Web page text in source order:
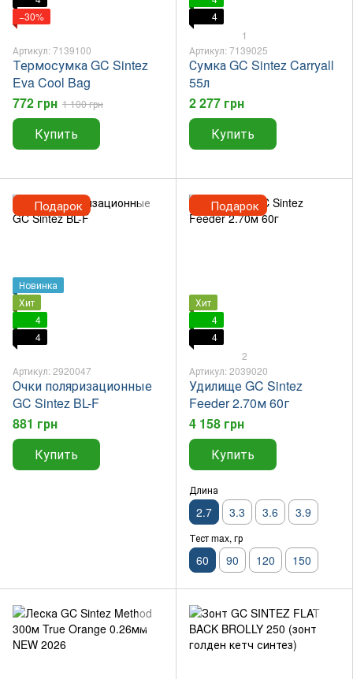
−30%
Артикул: 7139100
Термосумка GC Sintez
Eva Cool Bag
772 грн 1 100 грн
Купить
4
1
Артикул: 7139025
Сумка GC Sintez Carryall
55л
2 277 грн
Купить
Подарок
Новинка
Хит
4
4
Артикул: 2920047
Очки поляризационные
GC Sintez BL-F
881 грн
Купить
Подарок
Хит
4
4
2
Артикул: 2039020
Удилище GC Sintez
Feeder 2.70м 60г
4 158 грн
Купить
Длина
2.7 3.3 3.6 3.9
Тест max, гр
60 90 120 150